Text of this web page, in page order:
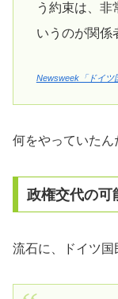
う約束は、非
いうのが関係
Newsweek「ドイツ
何をやっていたん
政権交代の可
流石に、ドイツ国